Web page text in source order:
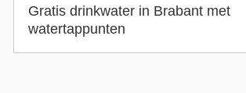
Gratis drinkwater in Brabant met
watertappunten